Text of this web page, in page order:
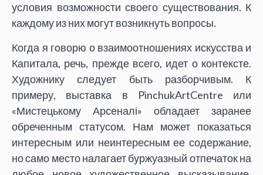
условия возможности своего существования. К
каждому из них могут возникнуть вопросы.
Когда я говорю о взаимоотношениях искусства и
Капитала, речь, прежде всего, идет о контексте.
Художнику следует быть разборчивым. К
примеру, выставка в PinchukArtCentre или
«Мистецькому Арсеналі» обладает заранее
обреченным статусом. Нам может показаться
интересным или неинтересным ее содержание,
но само место налагает буржуазный отпечаток на